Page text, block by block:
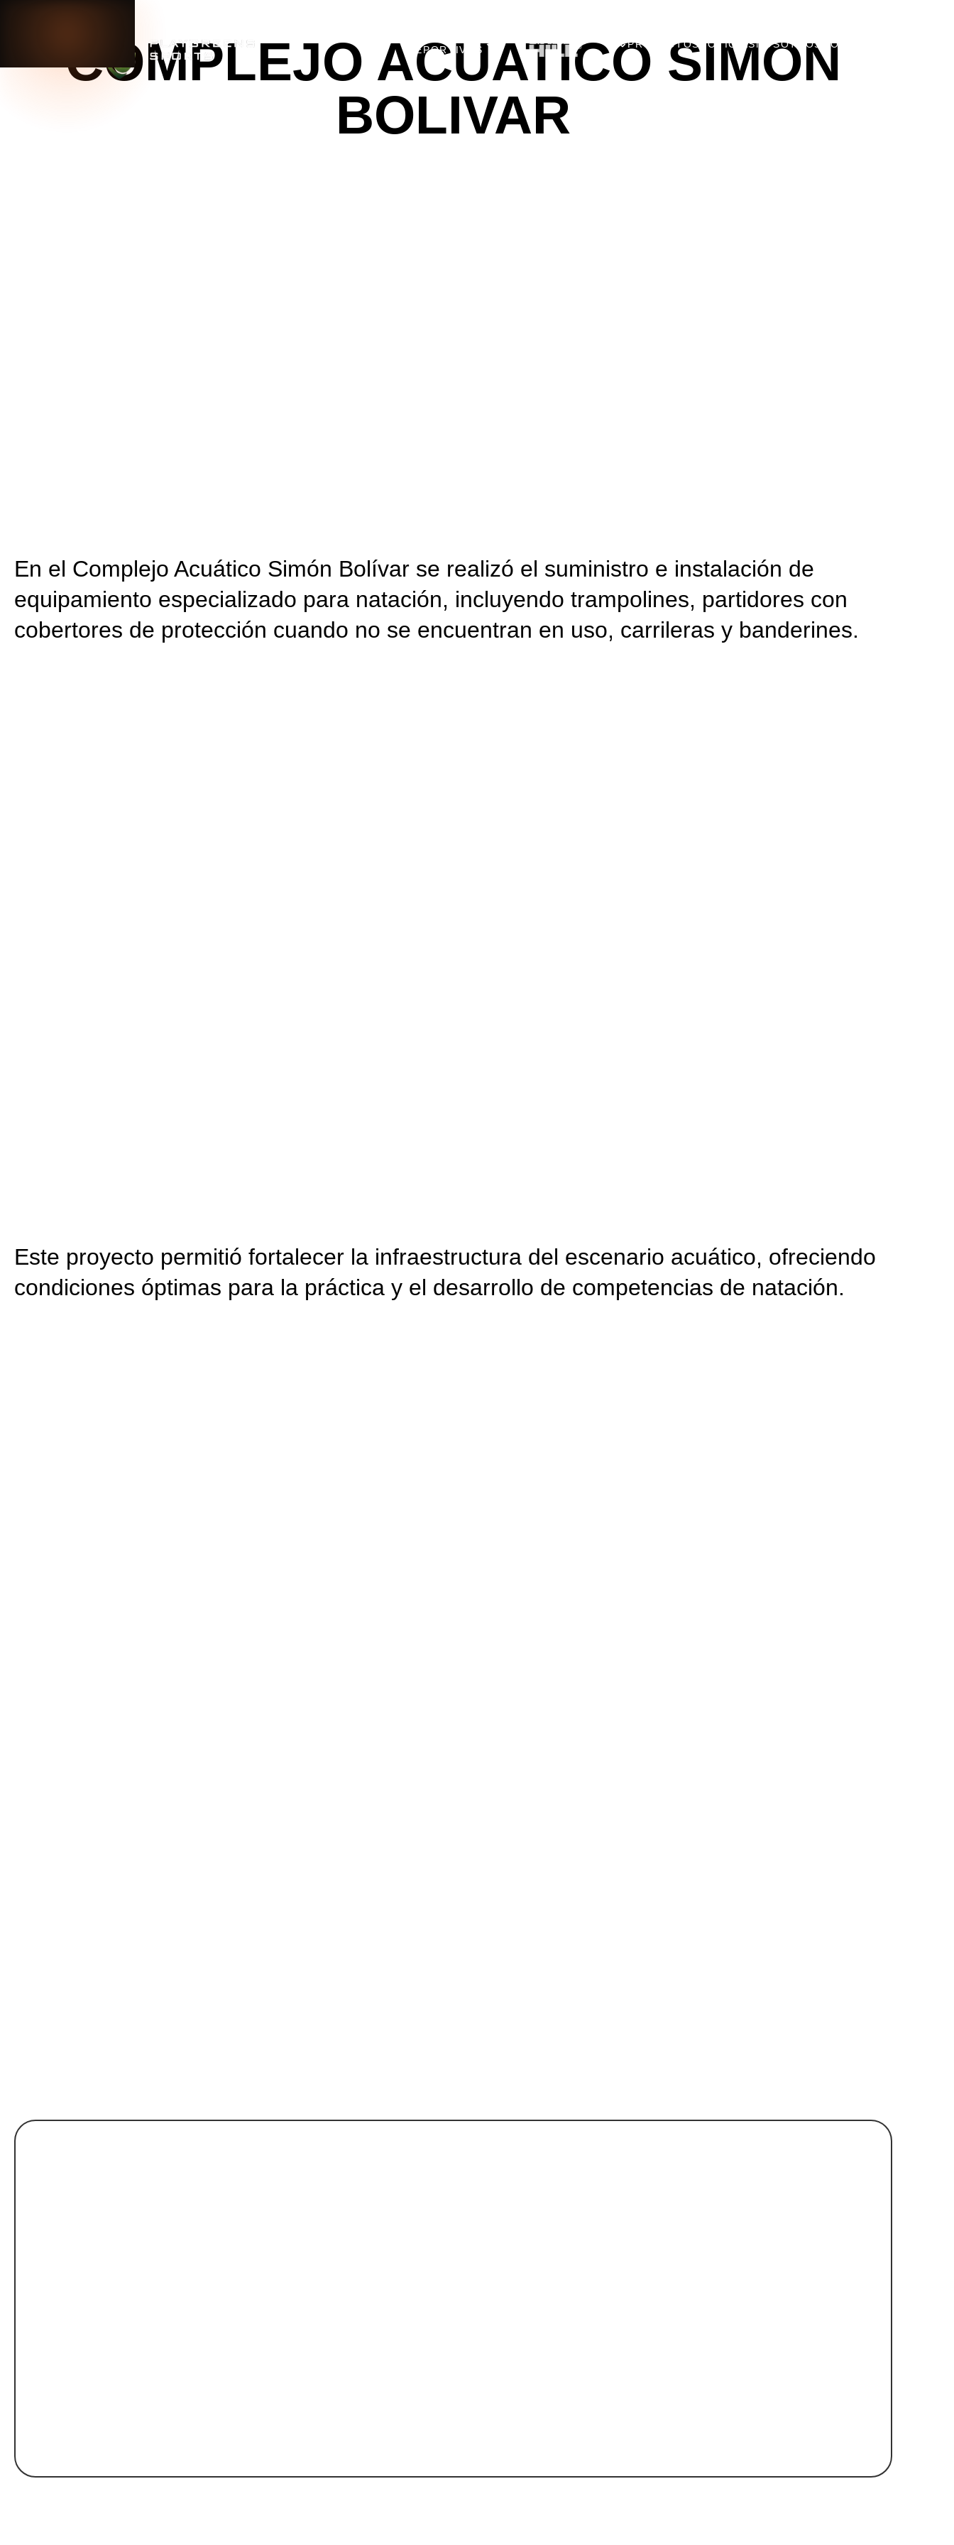
DEPORTIVOS
PROYECTOS NOTICIASNOSOTROS CONTACTO
COMPLEJO ACUATICO SIMON
BOLIVAR
En el Complejo Acuático Simón Bolívar se realizó el suministro e instalación de
equipamiento especializado para natación, incluyendo trampolines, partidores con
cobertores de protección cuando no se encuentran en uso, carrileras y banderines.
Este proyecto permitió fortalecer la infraestructura del escenario acuático, ofreciendo
condiciones óptimas para la práctica y el desarrollo de competencias de natación.